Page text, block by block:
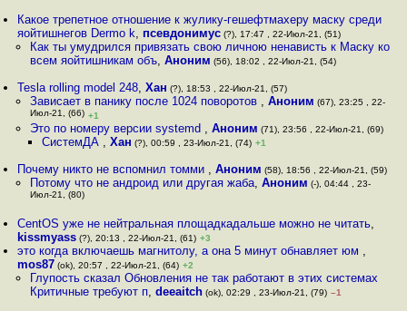
Какое трепетное отношение к жулику-гешефтмахеру маску среди
яойтишнегов Dermo k, псевдонимус (?), 17:47 , 22-Июл-21, (51)
Как ты умудрился привязать свою личною ненависть к Маску ко
всем яойтишникам объ, Аноним (56), 18:02 , 22-Июл-21, (54)
Tesla rolling model 248,Хан (?), 18:53 , 22-Июл-21, (57)
Зависает в панику после 1024 поворотов , Аноним (67), 23:25 , 22-
Июл-21, (66) +1
Это по номеру версии systemd , Аноним (71), 23:56 , 22-Июл-21, (69)
СистемДА , Хан (?), 00:59 , 23-Июл-21, (74) +1
Почему никто не вспомнил томми ,Аноним (58), 18:56 , 22-Июл-21, (59)
Потому что не андроид или другая жаба, Аноним (-), 04:44 , 23-
Июл-21, (80)
CentOS уже не нейтральная площадкадальше можно не читать,
kissmyass (?), 20:13 , 22-Июл-21, (61) +3
это когда включаешь магнитолу, а она 5 минут обнавляет юм ,
mos87 (ok), 20:57 , 22-Июл-21, (64) +2
Глупость сказал Обновления не так работают в этих системах
Критичные требуют п, deeaitch(ok), 02:29 , 23-Июл-21, (79) –1